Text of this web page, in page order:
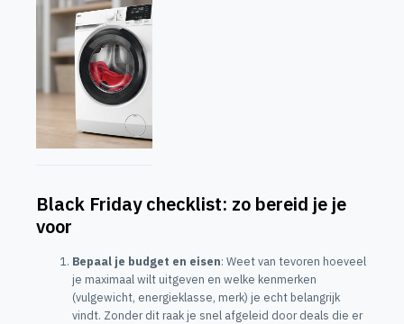
Black Friday checklist: zo bereid je je
voor
Bepaal je budget en eisen: Weet van tevoren hoeveel
je maximaal wilt uitgeven en welke kenmerken
(vulgewicht, energieklasse, merk) je echt belangrijk
vindt. Zonder dit raak je snel afgeleid door deals die er